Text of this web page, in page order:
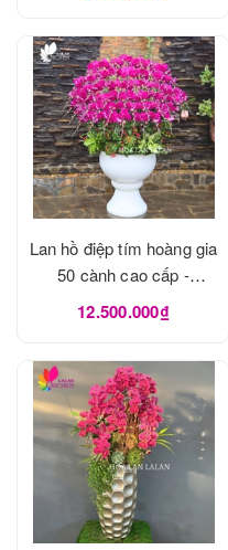
Lan hồ điệp tím hoàng gia
50 cành cao cấp -
LHD1182
12.500.000₫